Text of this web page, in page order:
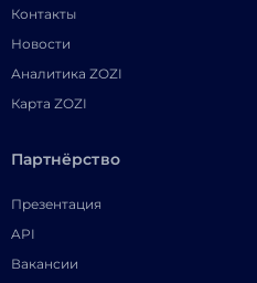
Контакты
Новости
Аналитика ZOZI
Карта ZOZI
Партнёрство
Презентация
API
Вакансии